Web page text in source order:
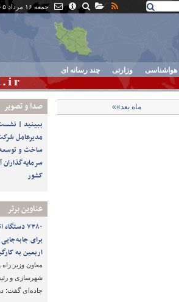
جمعه ۱۶ مرداد ۰۵ - ۰۶:۴۴
هواشناسی وزارتی چند رسانه ای
صدا و تصوير
ببینید |
مدیرعامل
ساخت و
سرمایه‌گذاران
کشور
عناوین برتر
۷۳۸۰
برای جابه‌جایی
اربعین به‌
معاون وزیر راه
شهرسازی و
جاده‌ای گفت:
ماه بعد»»